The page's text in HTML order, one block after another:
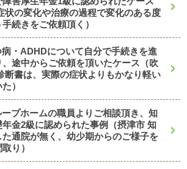
状の変化や治療の過程で変化のある度
続きをご依頼頂く）
病・ADHDについて自分で手続きを進
途中からご依頼を頂いたケース（吹
断書は、実際の症状よりもかなり軽い
）
ープホームの職員よりご相談頂き、知
金2級に認められた事例（摂津市 知
通院が無く、幼少期からのご様子を
り）